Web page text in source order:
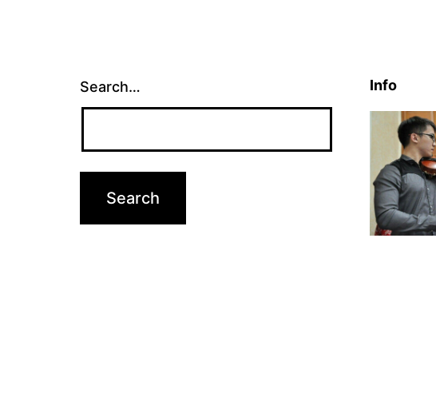
Search… Info